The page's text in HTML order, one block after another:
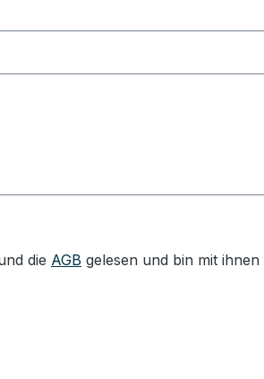
die AGB gelesen und bin mit